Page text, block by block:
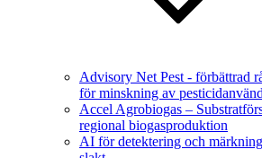
Advisory Net Pest - förbättrad
för minskning av
Accel Agrobiogas –
regional biogasproduktion
AI för detektering och